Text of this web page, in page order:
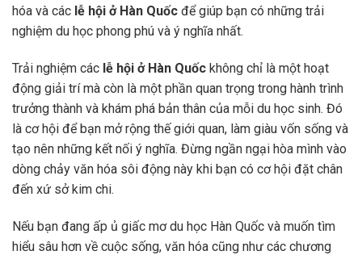
hóa và các lễ hội ở Hàn Quốc để giúp bạn có những trải
nghiệm du học phong phú và ý nghĩa nhất.
Trải nghiệm các lễ hội ở Hàn Quốc không chỉ là một hoạt
động giải trí mà còn là một phần quan trọng trong hành trình
trưởng thành và khám phá bản thân của mỗi du học sinh. Đó
là cơ hội để bạn mở rộng thế giới quan, làm giàu vốn sống và
tạo nên những kết nối ý nghĩa. Đừng ngần ngại hòa mình vào
dòng chảy văn hóa sôi động này khi bạn có cơ hội đặt chân
đến xứ sở kim chi.
Nếu bạn đang ấp ủ giấc mơ du học Hàn Quốc và muốn tìm
hiểu sâu hơn về cuộc sống, văn hóa cũng như các chương